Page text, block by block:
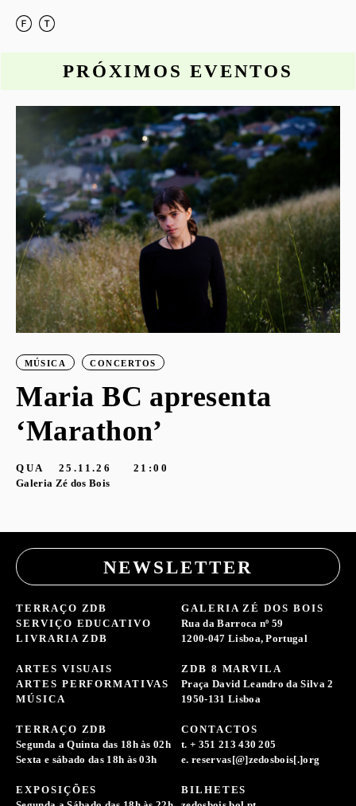
PRÓXIMOS EVENTOS
MÚSICA CONCERTOS
Maria BC apresenta
‘Marathon’
QUA 25.11.26
21:00
Galeria Zé dos Bois
NEWSLETTER
TERRAÇO ZDB
SERVIÇO EDUCATIVO
LIVRARIA ZDB
ARTES VISUAIS
ARTES PERFORMATIVAS
MÚSICA
GALERIA ZÉ DOS BOIS
Rua da Barroca nº 59
1200-047 Lisboa, Portugal
ZDB 8 MARVILA
Praça David Leandro da Silva 2
1950-131 Lisboa
TERRAÇO ZDB
Segunda a Quinta das 18h às 02h
Sexta e sábado das 18h às 03h
EXPOSIÇÕES
CONTACTOS
t. + 351 213 430 205
e. reservas[@]zedosbois[.]org
BILHETES